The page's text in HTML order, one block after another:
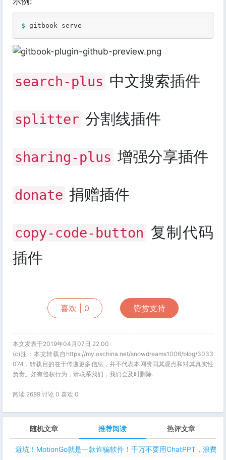
$
search-plus 中文搜索插件
splitter 分割线插件
sharing-plus 增强分享插件
donate 捐赠插件
copy-code-button 复制代码
插件
喜欢 | 0 赞赏支持
本文发表于2019年04月07日 22:00
(c)注：本文转载自https://my.oschina.net/snowdreams1006/blog/3033
074，转载目的在于传递更多信息，并不代表本网赞同其观点和对其真实性
负责。如有侵权行为，请联系我们，我们会及时删除.
阅读 2689 讨论 0 喜欢 0
随机文章 推荐阅读 热评文章
避坑！MotionGo就是一款诈骗软件！千万不要用ChatPPT，浪费时